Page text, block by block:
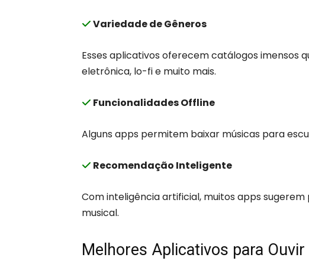
Variedade de Gêneros
Esses aplicativos oferecem catálogos imensos
eletrônica, lo-fi e muito mais.
Funcionalidades Offline
Alguns apps permitem baixar músicas para
Recomendação Inteligente
Com inteligência artificial, muitos apps
musical.
Melhores Aplicativos para